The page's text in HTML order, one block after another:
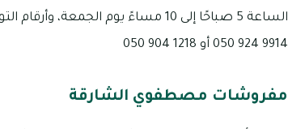
9914 924 050 أو 1218 904 050
مفروشات مصطفوي الشارقة